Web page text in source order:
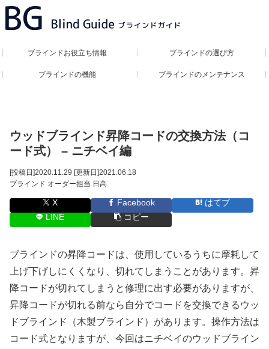
ブラインドお役立ち情報 ブラインドの選び方
ブラインドの機能 ブラインドのメンテナンス
ウッドブラインド昇降コードの交換方法（コ
ード式） – ニチベイ編
[投稿日]2020.11.29 [更新日]2021.06.18
ブラインド オーダー担当 日高
X Facebook
はてブ
LINE
コピー
ブラインドの昇降コードは、使用しているうちに摩耗して
上げ下げしにくくなり、切れてしまうことがあります。昇
降コードが切れてしまうと修理に出す必要がありますが、
昇降コードが切れる前なら自分でコードを交換できるウッ
ドブラインド（木製ブラインド）があります。操作方法は
コード式となりますが、今回はニチベイのウッドブライン